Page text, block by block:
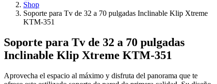
Shop
Soporte para Tv de 32 a 70 pulgadas Inclinable Klip Xtreme
KTM-351
Soporte para Tv de 32 a 70 pulgadas
Inclinable Klip Xtreme KTM-351
Aprovecha el espacio al máximo y disfruta del panorama que te